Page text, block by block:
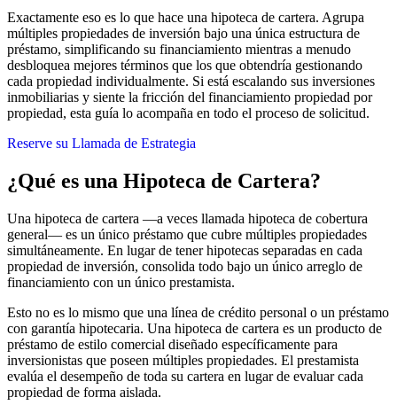
Exactamente eso es lo que hace una hipoteca de cartera. Agrupa
múltiples propiedades de inversión bajo una única estructura de
préstamo, simplificando su financiamiento mientras a menudo
desbloquea mejores términos que los que obtendría gestionando
cada propiedad individualmente. Si está escalando sus inversiones
inmobiliarias y siente la fricción del financiamiento propiedad por
propiedad, esta guía lo acompaña en todo el proceso de solicitud.
Reserve su Llamada de Estrategia
¿Qué es una Hipoteca de Cartera?
Una hipoteca de cartera —a veces llamada hipoteca de cobertura
general— es un único préstamo que cubre múltiples propiedades
simultáneamente. En lugar de tener hipotecas separadas en cada
propiedad de inversión, consolida todo bajo un único arreglo de
financiamiento con un único prestamista.
Esto no es lo mismo que una línea de crédito personal o un préstamo
con garantía hipotecaria. Una hipoteca de cartera es un producto de
préstamo de estilo comercial diseñado específicamente para
inversionistas que poseen múltiples propiedades. El prestamista
evalúa el desempeño de toda su cartera en lugar de evaluar cada
propiedad de forma aislada.